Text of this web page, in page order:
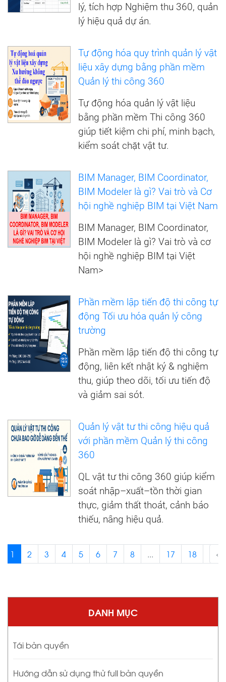
DANH MỤC
Tái bản quyền
Hướng dẫn sử dụng thử full bản quyền
lý, tích hợp Nghiệm thu 360, quản
lý hiệu quả dự án.
Tự động hóa quy trình quản lý vật
liệu xây dựng bằng phần mềm
Quản lý thi công 360
Tự động hóa quản lý vật liệu
bằng phần mềm Thi công 360
giúp tiết kiệm chi phí, minh bạch,
kiểm soát chặt vật tư.
BIM Manager, BIM Coordinator,
BIM Modeler là gì? Vai trò và Cơ
hội nghề nghiệp BIM tại Việt Nam
BIM Manager, BIM Coordinator,
BIM Modeler là gì? Vai trò và cơ
hội nghề nghiệp BIM tại Việt
Nam>
Phần mềm lập tiến độ thi công tự
động Tối ưu hóa quản lý công
trường
Phần mềm lập tiến độ thi công tự
động, liên kết nhật ký & nghiệm
thu, giúp theo dõi, tối ưu tiến độ
và giảm sai sót.
Quản lý vật tư thi công hiệu quả
với phần mềm Quản lý thi công
360
QL vật tư thi công 360 giúp kiểm
soát nhập–xuất–tồn thời gian
thực, giảm thất thoát, cảnh báo
thiếu, nâng hiệu quả.
1 2 3 4 5 6 7 8 ... 17 18 ‹